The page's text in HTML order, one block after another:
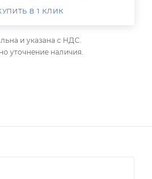
В 1 КЛИК
и указана с НДС.
уточнение наличия.